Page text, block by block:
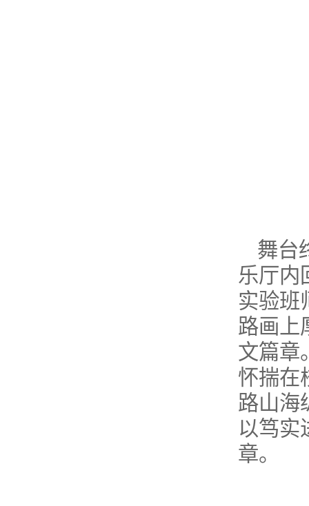
舞台
乐厅内
实验班
路画上
文篇章
怀揣在
路山海
以笃实
章。